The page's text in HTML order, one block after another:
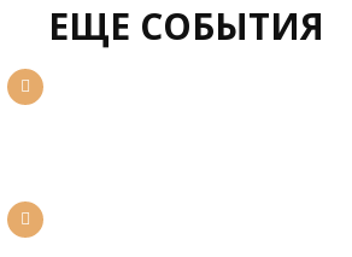
ЕЩЕ СОБЫТИЯ